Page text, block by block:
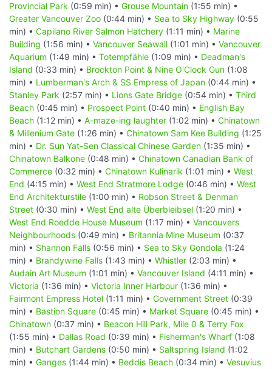
Provincial Park (0:59 min) • Grouse Mountain (1:55 min) •
Greater Vancouver Zoo (0:44 min) • Sea to Sky Highway (0:55
min) • Capilano River Salmon Hatchery (1:11 min) • Marine
Building (1:56 min) • Vancouver Seawall (1:01 min) • Vancouver
Aquarium (1:49 min) • Totempfähle (1:09 min) • Deadman's
Island (0:33 min) • Brockton Point & Nine O'Clock Gun (1:08
min) • Lumberman's Arch & SS Empress of Japan (0:44 min) •
Stanley Park (2:57 min) • Lions Gate Bridge (0:54 min) • Third
Beach (0:45 min) • Prospect Point (0:40 min) • English Bay
Beach (1:12 min) • A-maze-ing laughter (1:02 min) • Chinatown
& Millenium Gate (1:26 min) • Chinatown Sam Kee Building (1:25
min) • Dr. Sun Yat-Sen Classical Chinese Garden (1:35 min) •
Chinatown Balkone (0:48 min) • Chinatown Canadian Bank of
Commerce (0:32 min) • Chinatown Kulinarik (1:01 min) • West
End (4:15 min) • West End Stratmore Lodge (0:46 min) • West
End Architekturstile (1:00 min) • Robson Street & Denman
Street (0:30 min) • West End alte Überbleibsel (1:20 min) •
West End Roedde House Museum (1:17 min) • Vancouvers
Neighbourhoods (0:49 min) • Britannia Mine Museum (0:37
min) • Shannon Falls (0:56 min) • Sea to Sky Gondola (1:24
min) • Brandywine Falls (1:43 min) • Whistler (2:03 min) •
Audain Art Museum (1:01 min) • Vancouver Island (4:11 min) •
Victoria (1:36 min) • Victoria Inner Harbour (1:36 min) •
Fairmont Empress Hotel (1:11 min) • Government Street (0:39
min) • Bastion Square (0:45 min) • Market Square (0:45 min) •
Chinatown (0:37 min) • Beacon Hill Park, Mile 0 & Terry Fox
(1:55 min) • Dallas Road (0:39 min) • Fisherman's Wharf (1:08
min) • Butchart Gardens (0:50 min) • Saltspring Island (1:02
min) • Ganges (1:44 min) • Beddis Beach (0:34 min) • Vesuvius